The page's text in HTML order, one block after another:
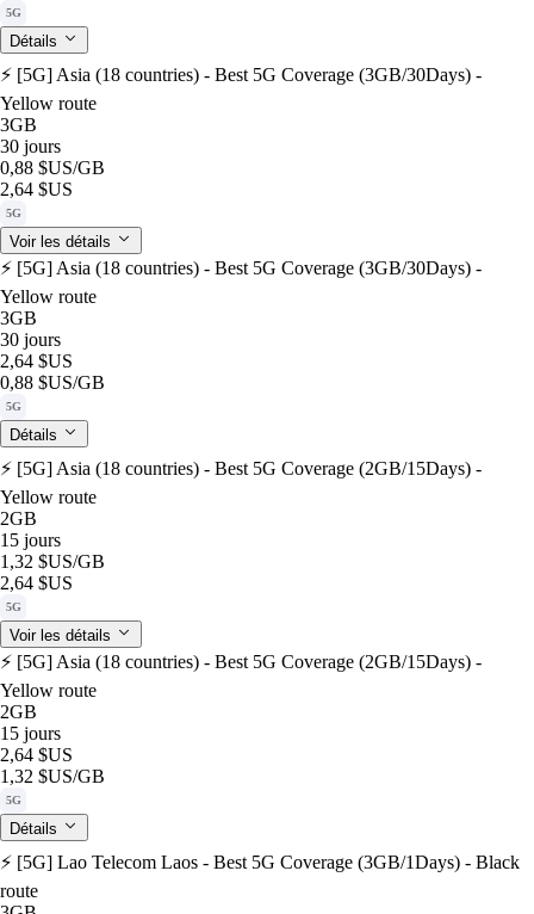
5G
Détails
⚡️ [5G] Asia (18 countries) - Best 5G Coverage (3GB/30Days) -
Yellow route
3GB
30 jours
0,88 $US/GB
2,64 $US
5G
Voir les détails
⚡️ [5G] Asia (18 countries) - Best 5G Coverage (3GB/30Days) -
Yellow route
3GB
30 jours
2,64 $US
0,88 $US/GB
5G
Détails
⚡️ [5G] Asia (18 countries) - Best 5G Coverage (2GB/15Days) -
Yellow route
2GB
15 jours
1,32 $US/GB
2,64 $US
5G
Voir les détails
⚡️ [5G] Asia (18 countries) - Best 5G Coverage (2GB/15Days) -
Yellow route
2GB
15 jours
2,64 $US
1,32 $US/GB
5G
Détails
⚡️ [5G] Lao Telecom Laos - Best 5G Coverage (3GB/1Days) - Black
route